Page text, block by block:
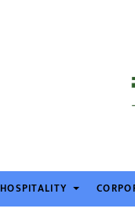
HOSPITALITY